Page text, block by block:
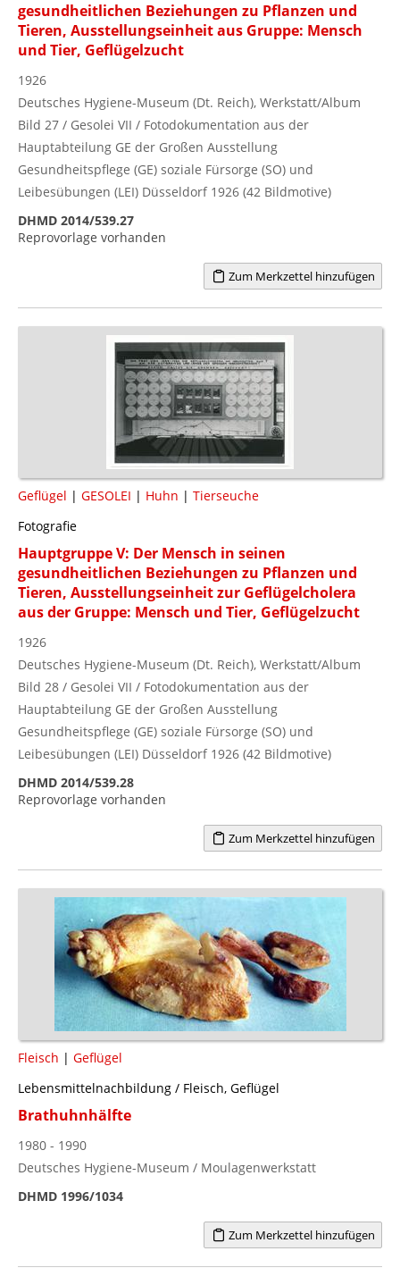
gesundheitlichen Beziehungen zu Pflanzen und
Tieren, Ausstellungseinheit aus Gruppe: Mensch
und Tier, Geflügelzucht
1926
Deutsches Hygiene-Museum (Dt. Reich), Werkstatt/Album
Bild 27 / Gesolei VII / Fotodokumentation aus der
Hauptabteilung GE der Großen Ausstellung
Gesundheitspflege (GE) soziale Fürsorge (SO) und
Leibesübungen (LEI) Düsseldorf 1926 (42 Bildmotive)
DHMD 2014/539.27
Reprovorlage vorhanden
Zum Merkzettel hinzufügen
Geflügel | GESOLEI | Huhn | Tierseuche
Fotografie
Hauptgruppe V: Der Mensch in seinen
gesundheitlichen Beziehungen zu Pflanzen und
Tieren, Ausstellungseinheit zur Geflügelcholera
aus der Gruppe: Mensch und Tier, Geflügelzucht
1926
Deutsches Hygiene-Museum (Dt. Reich), Werkstatt/Album
Bild 28 / Gesolei VII / Fotodokumentation aus der
Hauptabteilung GE der Großen Ausstellung
Gesundheitspflege (GE) soziale Fürsorge (SO) und
Leibesübungen (LEI) Düsseldorf 1926 (42 Bildmotive)
DHMD 2014/539.28
Reprovorlage vorhanden
Zum Merkzettel hinzufügen
Fleisch | Geflügel
Lebensmittelnachbildung / Fleisch, Geflügel
Brathuhnhälfte
1980 - 1990
Deutsches Hygiene-Museum / Moulagenwerkstatt
DHMD 1996/1034
Zum Merkzettel hinzufügen